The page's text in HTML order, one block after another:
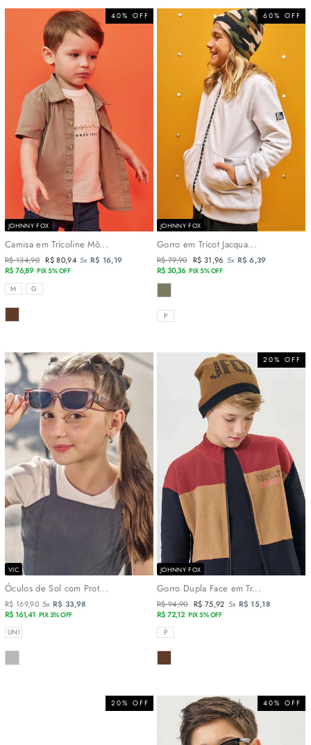
40% OFF
JOHNNY FOX
Camisa em Tricoline Mô...
Preço
normal
R$ 134,90 Preço
promocional
R$ 80,94 5x R$ 16,19
R$ 76,89 PIX 5% OFF
TAMANHOS
M G
COR
60% OFF
JOHNNY FOX
Gorro em Tricot Jacqua...
Preço
normal
R$ 79,90 Preço
promocional
R$ 31,96 5x R$ 6,39
R$ 30,36 PIX 5% OFF
COR
TAMANHOS
P
VIC
Óculos de Sol com Prot...
R$ 169,90 5x R$ 33,98
R$ 161,41 PIX 5% OFF
TAMANHOS
UNI
COR
20% OFF
JOHNNY FOX
Gorro Dupla Face em Tr...
Preço
normal
R$ 94,90 Preço
promocional
R$ 75,92 5x R$ 15,18
R$ 72,12 PIX 5% OFF
TAMANHOS
P
COR
20% OFF 40% OFF